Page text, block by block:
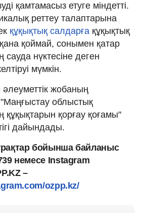
қамтамасыз етуге міндетті.
реттеу талаптарына
құқықтық салдарға құқықтық
қоймай, сонымен қатар
нүктесіне деген
мүмкін.
жобаның
облыстық
қорғау қоғамы"
дайындады.
бойынша байланыс
немесе Instagram
–
ozpp.kz/